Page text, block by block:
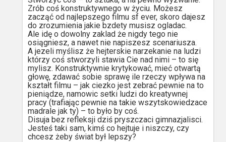
Zrób coś konstruktywnego w życiu. Możesz
zacząć od najlepszego filmu sf ever, skoro dajesz
do zrozumienia jakie bzdety musisz ogladac.
Ale idę o dowolny zaklad że nigdy tego nie
osiągniesz, a nawet nie napiszesz scenariusza.
A jezeli myślisz że hejterskie narzekanie na ludzi
którzy coś stworzyli stawia Cie nad nimi – to się
mylisz. Konstruktywnie krytykować, mieć otwartą
głowę, zdawać sobie sprawę ile rzeczy wpływa na
kształt filmu – jak ciezko jest zebrać pewnie na to
pieniądze, namowic setki ludzi do kreatywnej
pracy (trafiając pewnie na takie wszytskowiedzace
madrale jak ty) – to było by coś.
Disuja bez refleksji dziś pryszczaci gimnazjalisci.
Jesteś taki sam, kimś co hejtuje i niszczy, czy
chcesz żeby świat był lepszy?